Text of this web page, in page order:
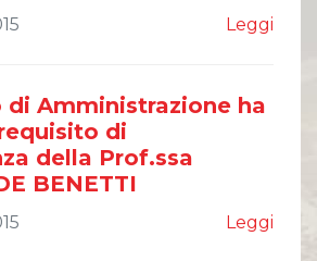
Leggi
di Amministrazione ha
di
della Prof.ssa
BENETTI
Leggi